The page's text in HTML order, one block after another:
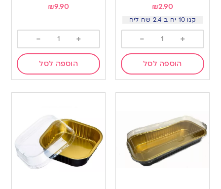
₪2.90
קנו 10 יח ב 2.4 שח ליח
+
-
הוספה לסל
₪9.90
+
-
הוספה לסל